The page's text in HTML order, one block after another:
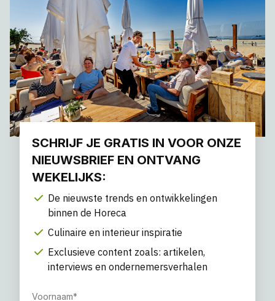
SCHRIJF JE GRATIS IN VOOR ONZE
NIEUWSBRIEF EN ONTVANG
WEKELIJKS:
De nieuwste trends en ontwikkelingen
binnen de Horeca
Culinaire en interieur inspiratie
Exclusieve content zoals: artikelen,
interviews en ondernemersverhalen
Voornaam*